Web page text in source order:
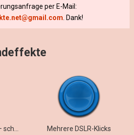
per E-Mail:
. Dank!
Mehrere DSLR-Klicks